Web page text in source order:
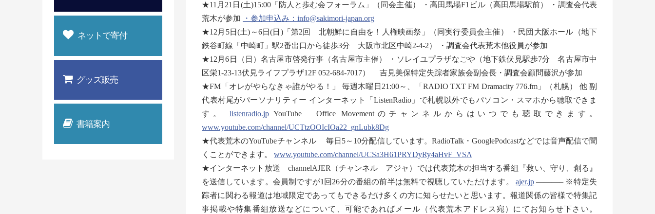
★11月21日(土)15:00「防人と歩む会フォーラム」（同会主催） ・高田馬場F1ビル（高田馬場駅前） ・調査会代表
荒木が参加
・参加申込み：info@sakimori-japan.org
★12月5日(土)～6日(日)「第2回 北朝鮮に自由を！人権映画祭」（同実行委員会主催） ・民団大阪ホール（地下
鉄谷町線「中崎町」駅2番出口から徒歩3分 大阪市北区中崎2-4-2） ・調査会代表荒木他役員が参加
★12月6日（日）名古屋市啓発行事（名古屋市主催） ・ソレイユプラザなごや（地下鉄伏見駅歩7分 名古屋市中
区栄1-23-13伏見ライフプラザ12F 052-684-7017） 吉見美保特定失踪者家族会副会長・調査会顧問藤沢が参加
★FM「オレがやらなきゃ誰がやる！」 毎週木曜日21:00～、「RADIO TXT FM Dramacity 776.fm」（札幌） 他 副
代表村尾がパーソナリティー インターネット「ListenRadio」で札幌以外でもパソコン・スマホから聴取できま
す。 listenradio.jpYouTube Office Movementのチャンネルからはいつでも聴取できます。
www.youtube.com/channel/UCTtzOOIcIOa22_gnLubk8Dg
★代表荒木のYouTubeチャンネル 毎日5～10分配信しています。RadioTalk・GooglePodcastなどでは音声配信で聞
くことができます。 www.youtube.com/channel/UCSa3H61PRYDyRy4aHvF_VSA
★インターネット放送 channelAJER（チャンネル アジャ）では代表荒木の担当する番組『救い、守り、創る』
を送信しています。会員制ですが1回26分の番組の前半は無料で視聴していただけます。ajer.jp ———– ※特定失
踪者に関わる報道は地域限定であってもできるだけ多くの方に知らせたいと思います。報道関係の皆様で特集記
事掲載や特集番組放送などについて、可能であればメール（代表荒木アドレス宛）にてお知らせ下さい。
ネットで寄付
グッズ販売
書籍案内